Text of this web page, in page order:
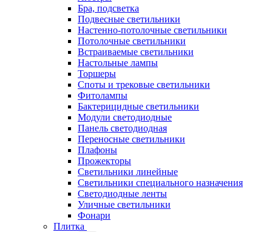
Бра, подсветка
Подвесные светильники
Настенно-потолочные светильники
Потолочные светильники
Встраиваемые светильники
Настольные лампы
Торшеры
Споты и трековые светильники
Фитолампы
Бактерицидные светильники
Модули светодиодные
Панель светодиодная
Переносные светильники
Плафоны
Прожекторы
Светильники линейные
Светильники специального назначения
Светодиодные ленты
Уличные светильники
Фонари
Плитка